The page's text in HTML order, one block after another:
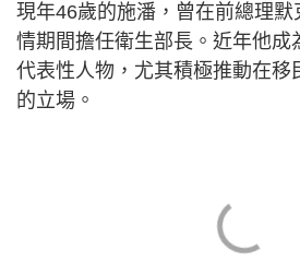
現年46歲的施潘，曾在前總理
情期間擔任衛生部長。近年他成
代表性人物，尤其積極推動在移
的立場。